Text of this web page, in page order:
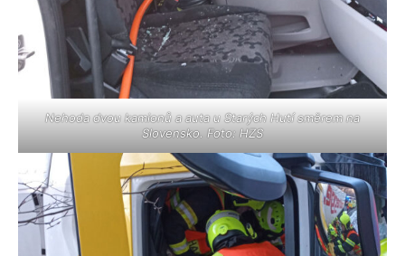
Nehoda dvou kamionů a auta u Starých Hutí směrem na
Slovensko. Foto: HZS